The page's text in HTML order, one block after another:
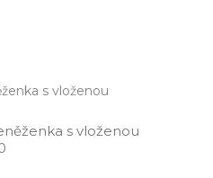
s vloženou
s vloženou